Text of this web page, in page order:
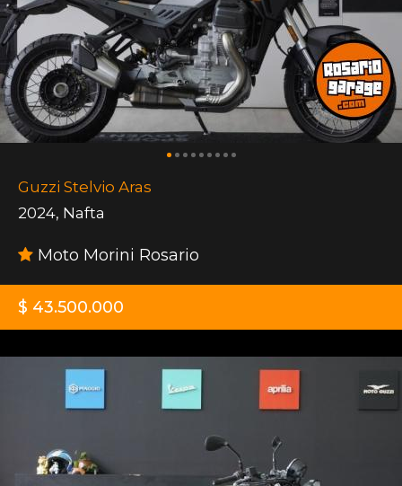
Guzzi Stelvio Aras
2024, Nafta
Moto Morini Rosario
$ 43.500.000